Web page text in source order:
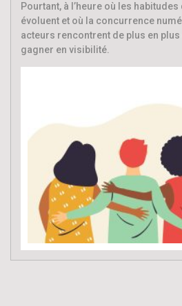
Pourtant, à l’heure où les
évoluent et où la concurrence
acteurs rencontrent de plus en
gagner en visibilité.